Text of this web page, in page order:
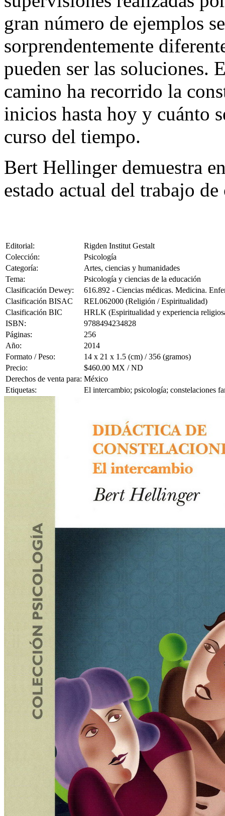
gran número de ejemplos
sorprendentemente
pueden ser las soluciones.
camino ha recorrido la
inicios hasta hoy y cuánto
curso del tiempo.
Bert Hellinger demuestra
estado actual del trabajo
Editorial:
Rigden Institut Gestalt
Colección:
Psicología
Categoría:
Artes, ciencias y humanidades
Tema:
Psicología y ciencias de la educación
Clasificación Dewey:
616.892 - Ciencias médicas. Medicina.
Clasificación BISAC
REL062000 (Religión / Espiritualidad)
Clasificación BIC
HRLK (Espiritualidad y experiencia
ISBN:
9788494234828
Páginas:
256
Año:
2014
Formato / Peso:
14 x 21 x 1.5 (cm) / 356 (gramos)
Precio:
$460.00 MX / ND
Derechos de venta para: México
Etiquetas:
El intercambio; psicología; constelaciones